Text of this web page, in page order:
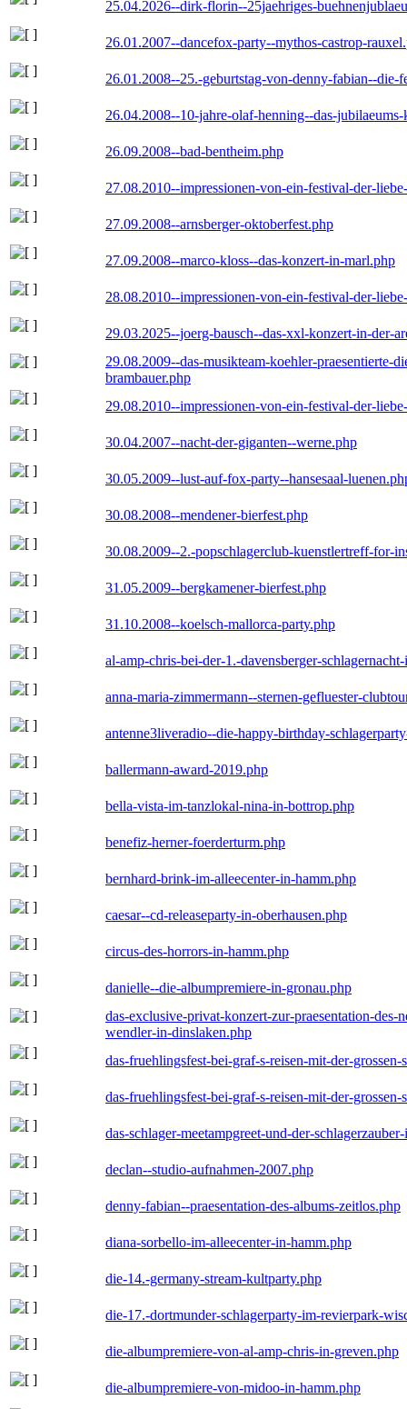
25.04.2026--dirk-florin--25jaehriges-
26.01.2007--dancefox-party--mythos-castrop-
26.01.2008--25.-geburtstag-von-denny-fabian--die-
26.04.2008--10-jahre-olaf-henning--das-
26.09.2008--bad-bentheim.php
27.08.2010--impressionen-von-ein-festival-der-
27.09.2008--arnsberger-oktoberfest.php
27.09.2008--marco-kloss--das-konzert-in-marl.php
28.08.2010--impressionen-von-ein-festival-der-
29.03.2025--joerg-bausch--das-xxl-konzert-in-der-
29.08.2009--das-musikteam-koehler-praesentierte-
brambauer.php
29.08.2010--impressionen-von-ein-festival-der-
30.04.2007--nacht-der-giganten--werne.php
30.05.2009--lust-auf-fox-party--hansesaal-
30.08.2008--mendener-bierfest.php
30.08.2009--2.-popschlagerclub-kuenstlertreff-for-
31.05.2009--bergkamener-bierfest.php
31.10.2008--koelsch-mallorca-party.php
al-amp-chris-bei-der-1.-davensberger-
anna-maria-zimmermann--sternen-gefluester-
antenne3liveradio--die-happy-birthday-
ballermann-award-2019.php
bella-vista-im-tanzlokal-nina-in-bottrop.php
benefiz-herner-foerderturm.php
bernhard-brink-im-alleecenter-in-hamm.php
caesar--cd-releaseparty-in-oberhausen.php
circus-des-horrors-in-hamm.php
danielle--die-albumpremiere-in-gronau.php
das-exclusive-privat-konzert-zur-praesentation-
wendler-in-dinslaken.php
das-fruehlingsfest-bei-graf-s-reisen-mit-der-
das-fruehlingsfest-bei-graf-s-reisen-mit-der-
das-schlager-meetampgreet-und-der-
declan--studio-aufnahmen-2007.php
denny-fabian--praesentation-des-albums-zeitlos.php
diana-sorbello-im-alleecenter-in-hamm.php
die-14.-germany-stream-kultparty.php
die-17.-dortmunder-schlagerparty-im-revierpark-
die-albumpremiere-von-al-amp-chris-in-greven.php
die-albumpremiere-von-midoo-in-hamm.php